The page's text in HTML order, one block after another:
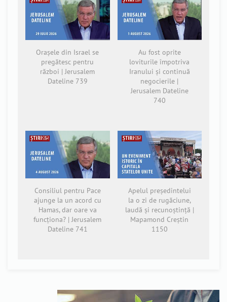
Orașele din Israel se
pregătesc pentru
război | Jerusalem
Dateline 739
Au fost oprite
loviturile împotriva
Iranului și continuă
negocierile |
Jerusalem Dateline
740
Consiliul pentru Pace
ajunge la un acord cu
Hamas, dar oare va
funcționa? | Jerusalem
Dateline 741
Apelul președintelui
la o zi de rugăciune,
laudă și recunoștință |
Mapamond Creștin
1150